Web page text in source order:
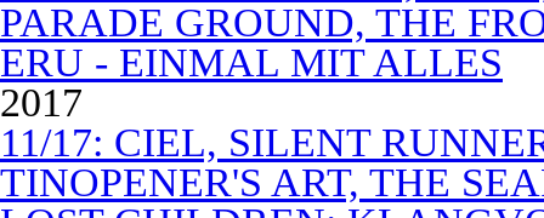
PARADE GROUND, THE
ERU - EINMAL MIT ALLES
2017
11/17: CIEL, SILENT
TINOPENER'S ART, THE